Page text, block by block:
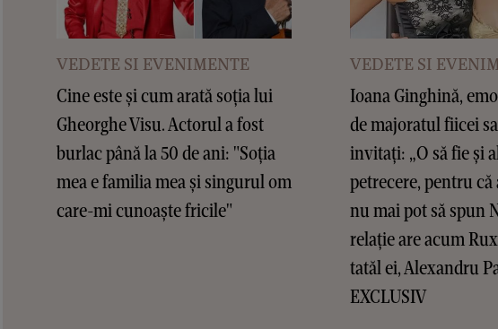
VEDETE SI EVENIMENTE
Cine este și cum arată soția lui
Gheorghe Visu. Actorul a fost
burlac până la 50 de ani: "Soția
mea e familia mea și singurul om
care-mi cunoaște fricile"
VEDETE SI
Ioana Ginghină,
de majoratul fiicei
invitați: „O să fie și
petrecere, pentru că
nu mai pot să spun
relație are acum
tatăl ei, Alexandru
EXCLUSIV